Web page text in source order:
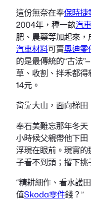
這份無奈在奉保時捷
2004年，種一畝汽
肥、農藥等加起來
汽車材料可賣奧迪零
的是最傳統的“古法
草、收割、拌禾都
14元。
背靠大山，面向梯田
奉石美難忘那年冬天
小時候父親帶他下田
浮現在眼前。現實
子看不到頭；撂下挑
“精耕細作、看水護
值Skoda零件錢？”